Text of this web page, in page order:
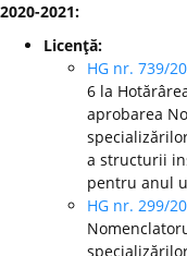
2020-2021:
Licenţă:
HG nr. 739/
6 la
aprobarea
a structurii
pentru anul
HG nr. 299/